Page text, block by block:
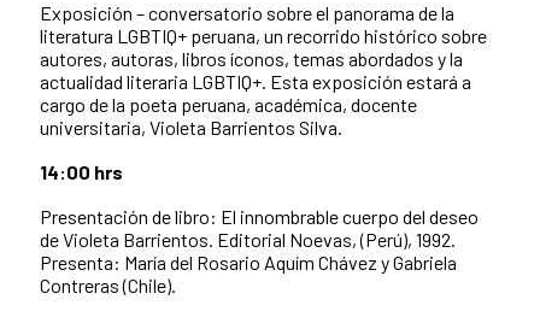
Exposición – conversatorio sobre el panorama de la
literatura LGBTIQ+ peruana, un recorrido histórico sobre
autores, autoras, libros íconos, temas abordados y la
actualidad literaria LGBTIQ+. Esta exposición estará a
cargo de la poeta peruana, académica, docente
universitaria, Violeta Barrientos Silva.
14:00 hrs
Presentación de libro: El innombrable cuerpo del deseo
de Violeta Barrientos. Editorial Noevas, (Perú), 1992.
Presenta: María del Rosario Aquím Chávez y Gabriela
Contreras (Chile).